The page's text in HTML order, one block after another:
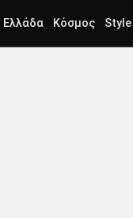
Ελλάδα Κόσμος Style